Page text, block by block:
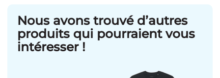
Nous avons trouvé d’autres
produits qui pourraient vous
intéresser !